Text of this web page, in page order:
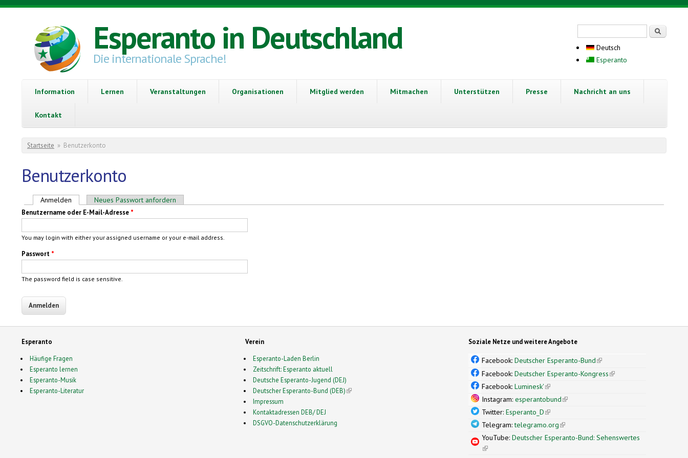
Direkt zum Inhalt
Esperanto in Deutschland
Die internationale Sprache!
Deutsch
Esperanto
Information Lernen Veranstaltungen Organisationen Mitglied werden Mitmachen Unterstützen Presse Nachricht an uns
Kontakt
Sie sind hier
Startseite » Benutzerkonto
Benutzerkonto
Haupt-Reiter
Anmelden (aktiver Reiter)
Neues Passwort anfordern
Benutzername oder E-Mail-Adresse *
You may login with either your assigned username or your e-mail address.
Passwort *
The password field is case sensitive.
Esperanto
Häufige Fragen
Esperanto lernen
Esperanto-Musik
Esperanto-Literatur
Verein
Esperanto-Laden Berlin
Zeitschrift: Esperanto aktuell
Deutsche Esperanto-Jugend (DEJ)
Deutscher Esperanto-Bund (DEB)(link is external)
Impressum
Kontaktadressen DEB/ DEJ
DSGVO-Datenschutzerklärung
Soziale Netze und weitere Angebote
Facebook:Deutscher Esperanto-Bund(link is external)
Facebook:Deutscher Esperanto-Kongress(link is external)
Facebook:Luminesk'(link is external)
Instagram:esperantobund(link is external)
Twitter:Esperanto_D(link is external)
Telegram:telegramo.org(link is external)
YouTube:Deutscher Esperanto-Bund: Sehenswertes
(link is external)